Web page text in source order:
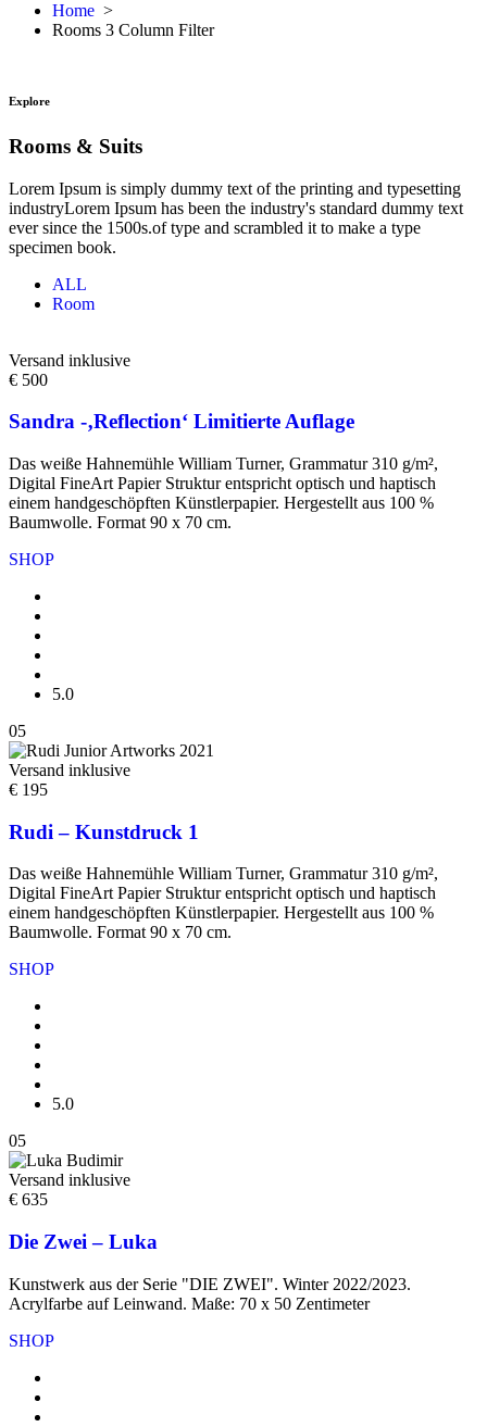
Home >
Rooms 3 Column Filter
Explore
Rooms & Suits
Lorem Ipsum is simply dummy text of the printing and typesetting
industryLorem Ipsum has been the industry's standard dummy text
ever since the 1500s.of type and scrambled it to make a type
specimen book.
ALL
Room
Versand inklusive
€ 500
Sandra -‚Reflection‘ Limitierte Auflage
Das weiße Hahnemühle William Turner, Grammatur 310 g/m²,
Digital FineArt Papier Struktur entspricht optisch und haptisch
einem handgeschöpften Künstlerpapier. Hergestellt aus 100 %
Baumwolle. Format 90 x 70 cm.
SHOP
5.0
05
Versand inklusive
€ 195
Rudi – Kunstdruck 1
Das weiße Hahnemühle William Turner, Grammatur 310 g/m²,
Digital FineArt Papier Struktur entspricht optisch und haptisch
einem handgeschöpften Künstlerpapier. Hergestellt aus 100 %
Baumwolle. Format 90 x 70 cm.
SHOP
5.0
05
Versand inklusive
€ 635
Die Zwei – Luka
Kunstwerk aus der Serie "DIE ZWEI". Winter 2022/2023.
Acrylfarbe auf Leinwand. Maße: 70 x 50 Zentimeter
SHOP